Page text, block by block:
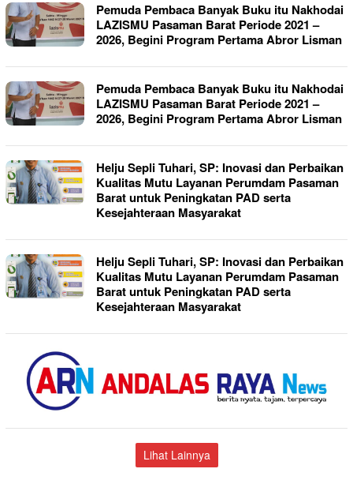
Pemuda Pembaca Banyak Buku itu Nakhodai
LAZISMU Pasaman Barat Periode 2021 –
2026, Begini Program Pertama Abror Lisman
Pemuda Pembaca Banyak Buku itu Nakhodai
LAZISMU Pasaman Barat Periode 2021 –
2026, Begini Program Pertama Abror Lisman
Helju Sepli Tuhari, SP: Inovasi dan Perbaikan
Kualitas Mutu Layanan Perumdam Pasaman
Barat untuk Peningkatan PAD serta
Kesejahteraan Masyarakat
Helju Sepli Tuhari, SP: Inovasi dan Perbaikan
Kualitas Mutu Layanan Perumdam Pasaman
Barat untuk Peningkatan PAD serta
Kesejahteraan Masyarakat
Lihat Lainnya